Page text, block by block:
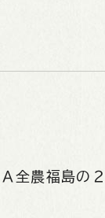
全農福島の